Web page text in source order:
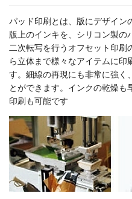
パッド印刷とは、版にデザイン
版上のインキを、シリコン製の
二次転写を行うオフセット印
ら立体まで様々なアイテムに
す。細線の再現にも非常に強く
とができます。インクの乾燥
印刷も可能です